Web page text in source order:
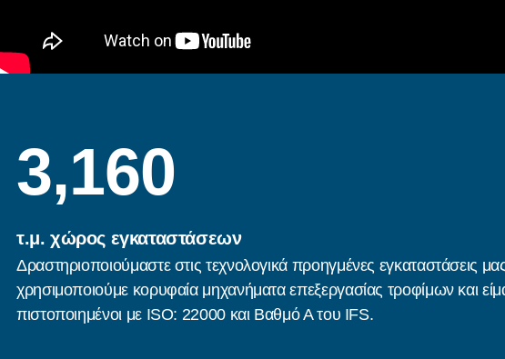
3,160
τ.μ. χώρος εγκαταστάσεων
Δραστηριοποιούμαστε στις τεχνολογικά προηγμένες εγκαταστάσεις
χρησιμοποιούμε κορυφαία μηχανήματα επεξεργασίας τροφίμων και
πιστοποιημένοι με ISO: 22000 και Βαθμό Α του IFS.